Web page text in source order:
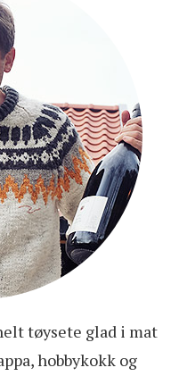
tøysete glad i mat
hobbykokk og